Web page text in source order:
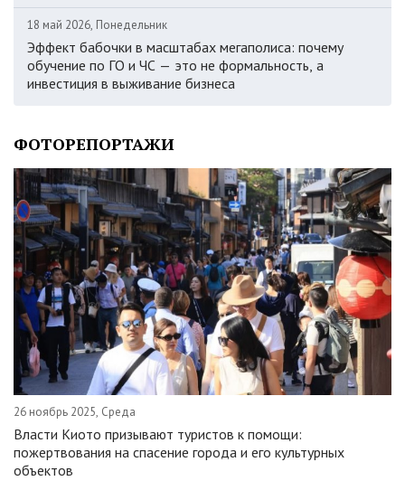
18 май 2026, Понедельник
Эффект бабочки в масштабах мегаполиса: почему
обучение по ГО и ЧС — это не формальность, а
инвестиция в выживание бизнеса
ФОТОРЕПОРТАЖИ
26 ноябрь 2025, Среда
Власти Киото призывают туристов к помощи:
пожертвования на спасение города и его культурных
объектов